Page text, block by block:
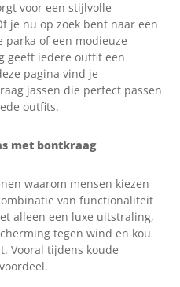
voor een stijlvolle
je nu op zoek bent naar een
parka of een modieuze
geeft iedere outfit een
pagina vind je
jassen die perfect passen
outfits.
met bontkraag
waarom mensen kiezen
van functionaliteit
alleen een luxe uitstraling,
tegen wind en kou
Vooral tijdens koude